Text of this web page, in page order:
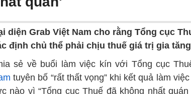
diện Grab Việt Nam cho rằng Tổng cục
định chủ thể phải chịu thuế giá trị gia tăng
sẻ về buổi làm việc kín với Tổng cục
tuyên bố “rất thất vọng” khi ​kết quả làm
nào vì “Tổng cục Thuế đã không nhất